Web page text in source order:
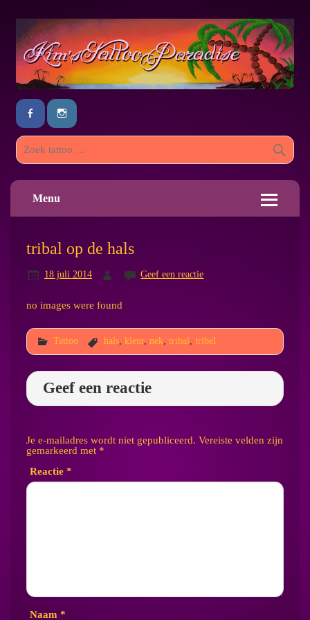
Menu
tribal op de hals
18 juli 2014 Geef een reactie
no images were found
Tattoo hals, kleur, nek tribal tribel
Geef een reactie
Je e-mailadres wordt niet gepubliceerd. Vereiste velden zijn
gemarkeerd met *
Reactie *
Naam *